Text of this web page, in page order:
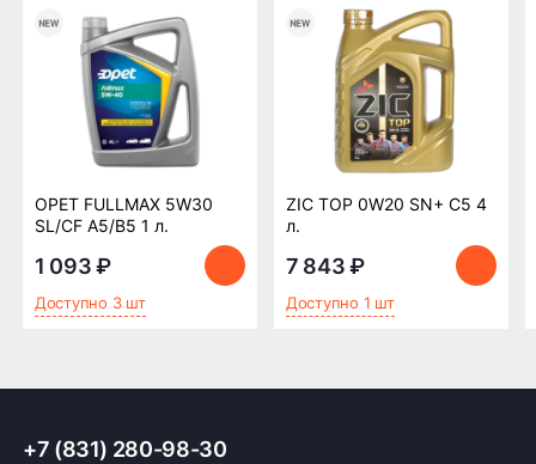
OPET FULLMAX 5W30
SL/CF A5/B5 1 л.
1 093 ₽
Доступно 3 шт
ZIC TOP 0W20 SN+ C5 4
л.
7 843 ₽
Доступно 1 шт
+7 (831) 280-98-30